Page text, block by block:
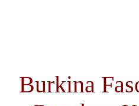
Burkina